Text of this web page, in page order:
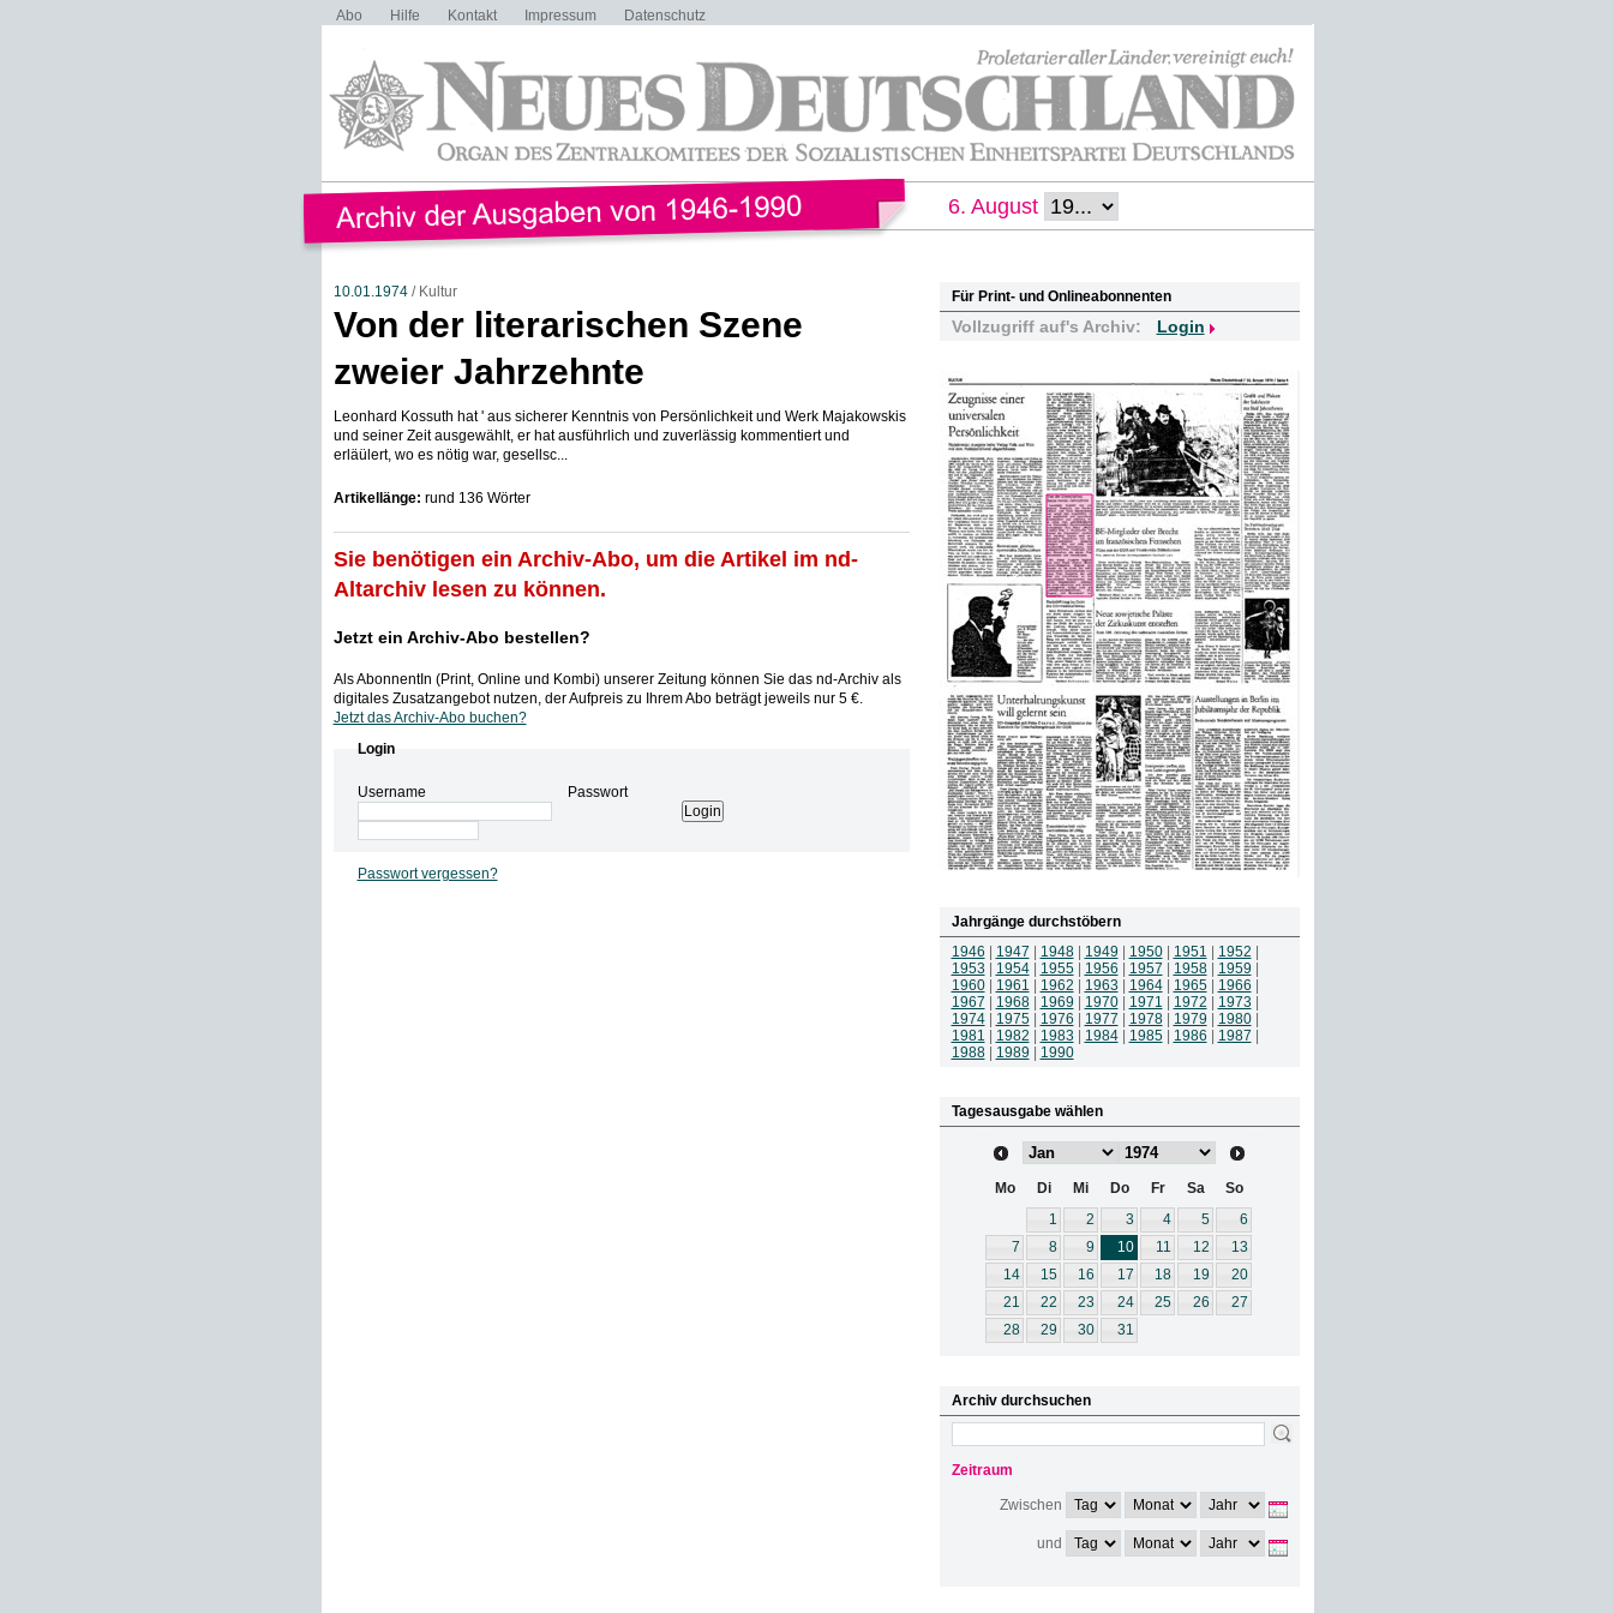
Abo Hilfe Kontakt Impressum Datenschutz
6. August
10.01.1974/ Kultur
Von der literarischen Szene
zweier Jahrzehnte
Leonhard Kossuth hat ' aus sicherer Kenntnis von Persönlichkeit und Werk Majakowskis
und seiner Zeit ausgewählt, er hat ausführlich und zuverlässig kommentiert und
erläülert, wo es nötig war, gesellsc...
Artikellänge: rund 136 Wörter
Sie benötigen ein Archiv-Abo, um die Artikel im nd-
Altarchiv lesen zu können.
Jetzt ein Archiv-Abo bestellen?
Als AbonnentIn (Print, Online und Kombi) unserer Zeitung können Sie das nd-Archiv als
digitales Zusatzangebot nutzen, der Aufpreis zu Ihrem Abo beträgt jeweils nur 5 €.
Jetzt das Archiv-Abo buchen?
Login
Username Passwort
Passwort vergessen?
Für Print- und Onlineabonnenten
Vollzugriff auf's Archiv: Login
Jahrgänge durchstöbern
1946
1947 1948| 1949 1950| 1951 1952
1953
1954| 1955| 1956 1957 1958| 1959
1960| 1961 1962 1963 1964| 1965| 1966
1967
1968| 1969 1970| 1971 1972 1973
1974| 1975| 1976 1977 1978| 1979 1980|
1981
1982 1983 1984| 1985| 1986 1987
1988| 1989 1990
Tagesausgabe wählen
Mo Di Mi Do Fr Sa
So
1
2 3 4 5
6
7
8 9 10 11 12
13
14
15 16 17 18 19
20
21
22 23 24 25 26
27
28
29 30 31
Archiv durchsuchen
Zeitraum
Zwischen
und